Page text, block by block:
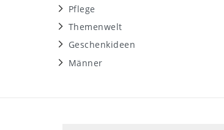
Pflege
Themenwelt
Geschenkideen
Männer